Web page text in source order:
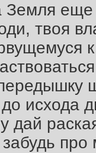
Земля
твоя
к
исхода
дай
про